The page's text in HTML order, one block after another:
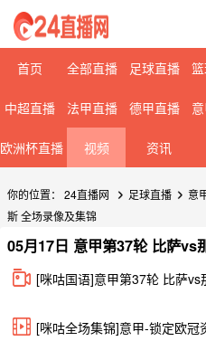
首页 全部直播 足球直播
中超直播 法甲直播 德甲直播
欧洲杯直播 视频 资讯
你的位置： 24直播网 足球直播 意
斯 全场录像及集锦
05月17日 意甲第37轮 比萨vs
[咪咕国语]意甲第37轮 比萨
[咪咕全场集锦]意甲-锁定欧冠资格！那不